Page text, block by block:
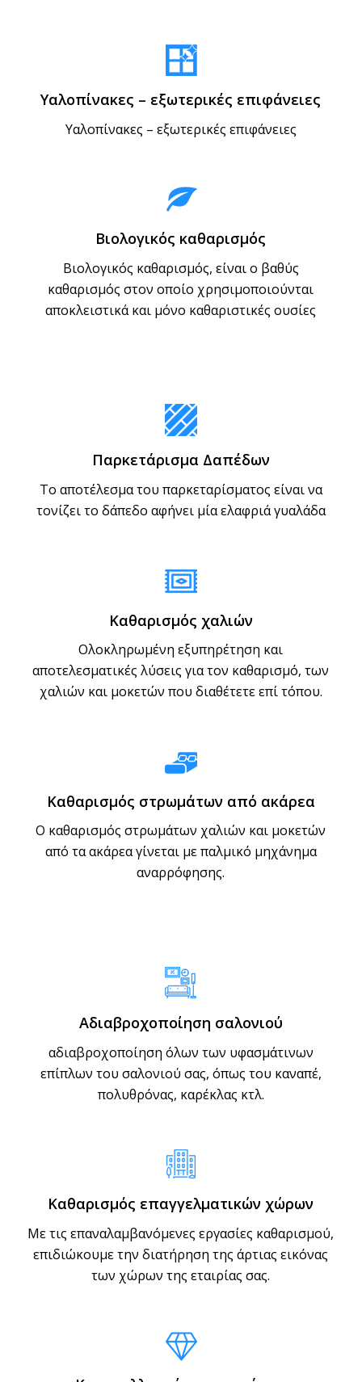
Υαλοπίνακες – εξωτερικές επιφάνειες
Υαλοπίνακες – εξωτερικές επιφάνειες
Βιολογικός καθαρισμός
Βιολογικός καθαρισμός, είναι ο βαθύς
καθαρισμός στον οποίο χρησιμοποιούνται
αποκλειστικά και μόνο καθαριστικές ουσίες
Παρκετάρισμα Δαπέδων
Το αποτέλεσμα του παρκεταρίσματος είναι να
τονίζει το δάπεδο αφήνει μία ελαφριά γυαλάδα
Καθαρισμός χαλιών
Ολοκληρωμένη εξυπηρέτηση και
αποτελεσματικές λύσεις για τον καθαρισμό, των
χαλιών και μοκετών που διαθέτετε επί τόπου.
Καθαρισμός στρωμάτων από ακάρεα
Ο καθαρισμός στρωμάτων χαλιών και μοκετών
από τα ακάρεα γίνεται με παλμικό μηχάνημα
αναρρόφησης.
Αδιαβροχοποίηση σαλονιού
αδιαβροχοποίηση όλων των υφασμάτινων
επίπλων του σαλονιού σας, όπως του καναπέ,
πολυθρόνας, καρέκλας κτλ.
Καθαρισμός επαγγελματικών χώρων
Με τις επαναλαμβανόμενες εργασίες καθαρισμού,
επιδιώκουμε την διατήρηση της άρτιας εικόνας
των χώρων της εταιρίας σας.